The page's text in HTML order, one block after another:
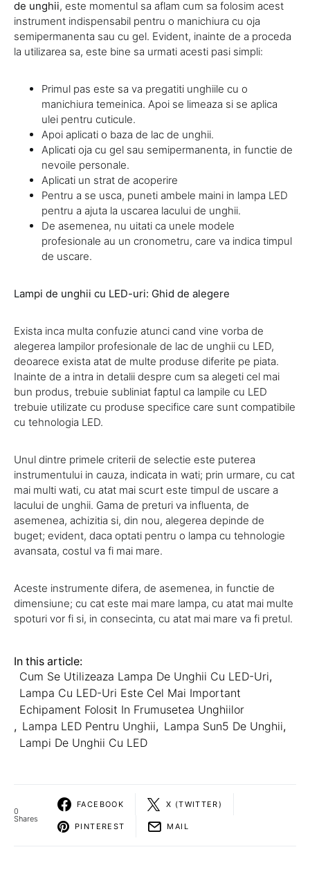
de unghii, este momentul sa aflam cum sa folosim acest
instrument indispensabil pentru o manichiura cu oja
semipermanenta sau cu gel. Evident, inainte de a proceda
la utilizarea sa, este bine sa urmati acesti pasi simpli:
Primul pas este sa va pregatiti unghiile cu o
manichiura temeinica. Apoi se limeaza si se aplica
ulei pentru cuticule.
Apoi aplicati o baza de lac de unghii.
Aplicati oja cu gel sau semipermanenta, in functie de
nevoile personale.
Aplicati un strat de acoperire
Pentru a se usca, puneti ambele maini in lampa LED
pentru a ajuta la uscarea lacului de unghii.
De asemenea, nu uitati ca unele modele
profesionale au un cronometru, care va indica timpul
de uscare.
Lampi de unghii cu LED-uri: Ghid de alegere
Exista inca multa confuzie atunci cand vine vorba de
alegerea lampilor profesionale de lac de unghii cu LED,
deoarece exista atat de multe produse diferite pe piata.
Inainte de a intra in detalii despre cum sa alegeti cel mai
bun produs, trebuie subliniat faptul ca lampile cu LED
trebuie utilizate cu produse specifice care sunt compatibile
cu tehnologia LED.
Unul dintre primele criterii de selectie este puterea
instrumentului in cauza, indicata in wati; prin urmare, cu cat
mai multi wati, cu atat mai scurt este timpul de uscare a
lacului de unghii. Gama de preturi va influenta, de
asemenea, achizitia si, din nou, alegerea depinde de
buget; evident, daca optati pentru o lampa cu tehnologie
avansata, costul va fi mai mare.
Aceste instrumente difera, de asemenea, in functie de
dimensiune; cu cat este mai mare lampa, cu atat mai multe
spoturi vor fi si, in consecinta, cu atat mai mare va fi pretul.
In this article:
Cum Se Utilizeaza Lampa De Unghii Cu LED-Uri,
Lampa Cu LED-Uri Este Cel Mai Important
Echipament Folosit In Frumusetea Unghiilor
, Lampa LED Pentru Unghii, Lampa Sun5 De Unghii,
Lampi De Unghii Cu LED
0
Shares
FACEBOOK X (TWITTER)
PINTEREST MAIL